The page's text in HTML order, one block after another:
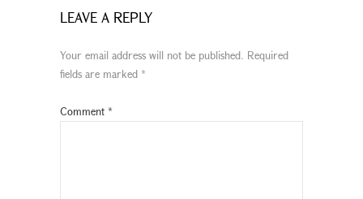
LEAVE A REPLY
Your email address will not be published. Required
fields are marked *
Comment *